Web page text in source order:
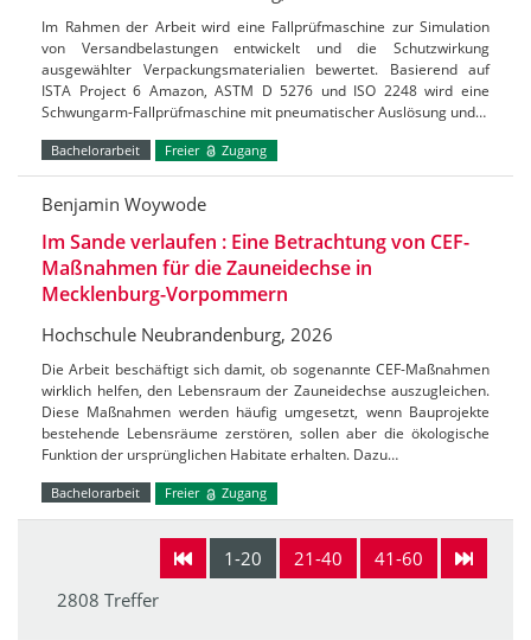
Im Rahmen der Arbeit wird eine Fallprüfmaschine zur Simulation
von Versandbelastungen entwickelt und die Schutzwirkung
ausgewählter Verpackungsmaterialien bewertet. Basierend auf
ISTA Project 6 Amazon, ASTM D 5276 und ISO 2248 wird eine
Schwungarm-Fallprüfmaschine mit pneumatischer Auslösung und…
Bachelorarbeit Freier Zugang
Benjamin Woywode
Im Sande verlaufen : Eine Betrachtung von CEF-
Maßnahmen für die Zauneidechse in
Mecklenburg-Vorpommern
Hochschule Neubrandenburg, 2026
Die Arbeit beschäftigt sich damit, ob sogenannte CEF-Maßnahmen
wirklich helfen, den Lebensraum der Zauneidechse auszugleichen.
Diese Maßnahmen werden häufig umgesetzt, wenn Bauprojekte
bestehende Lebensräume zerstören, sollen aber die ökologische
Funktion der ursprünglichen Habitate erhalten. Dazu…
Bachelorarbeit Freier Zugang
1-20 21-40
41-60
2808 Treffer